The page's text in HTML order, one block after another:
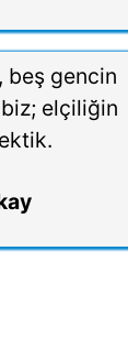
beş gencin
elçiliğin